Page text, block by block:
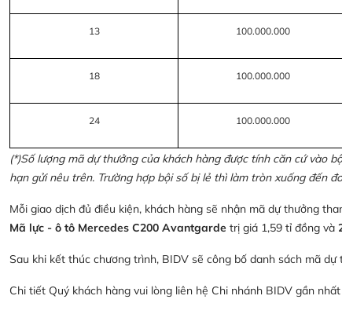
13 100.000.000
18 100.000.000
24 100.000.000
(*)Số lượng mã dự thưởng của khách hàng được tính căn cứ vào
hạn gửi nêu trên. Trường hợp bội số bị lẻ thì làm tròn xuống đến
Mỗi giao dịch đủ điều kiện, khách hàng sẽ nhận mã dự thưởng
Mã lực - ô tô Mercedes C200 Avantgarde trị giá 1,59 tỉ đồng và
Sau khi kết thúc chương trình, BIDV sẽ công bố danh sách mã
Chi tiết Quý khách hàng vui lòng liên hệ Chi nhánh BIDV gần